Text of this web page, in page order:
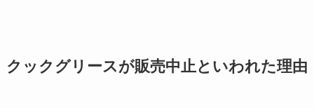
クックグリースが販売中止といわれた理由